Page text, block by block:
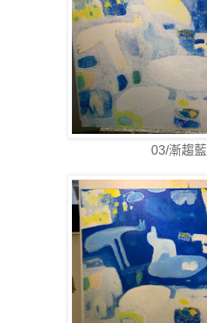
03/漸趨藍